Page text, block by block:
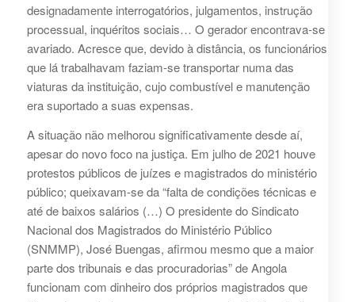
designadamente interrogatórios, julgamentos, instrução
processual, inquéritos sociais… O gerador encontrava-se
avariado. Acresce que, devido à distância, os funcionários
que lá trabalhavam faziam-se transportar numa das
viaturas da instituição, cujo combustível e manutenção
era suportado a suas expensas.
A situação não melhorou significativamente desde aí,
apesar do novo foco na justiça. Em julho de 2021 houve
protestos públicos de juízes e magistrados do ministério
público; queixavam-se da “falta de condições técnicas e
até de baixos salários (…) O presidente do Sindicato
Nacional dos Magistrados do Ministério Público
(SNMMP), José Buengas, afirmou mesmo que a maior
parte dos tribunais e das procuradorias” de Angola
funcionam com dinheiro dos próprios magistrados que